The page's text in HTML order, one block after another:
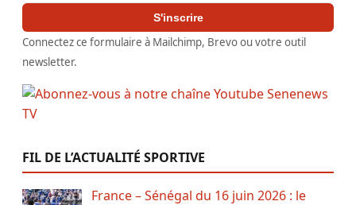
S'inscrire
Connectez ce formulaire à Mailchimp, Brevo ou votre outil
newsletter.
FIL DE L’ACTUALITÉ SPORTIVE
France – Sénégal du 16 juin 2026 : le